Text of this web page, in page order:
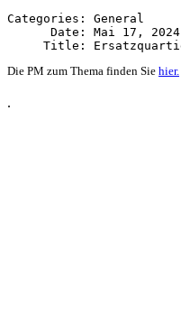
Categories: General
      Date: Mai 17, 2024
Die PM zum Thema finden Sie hier.
.